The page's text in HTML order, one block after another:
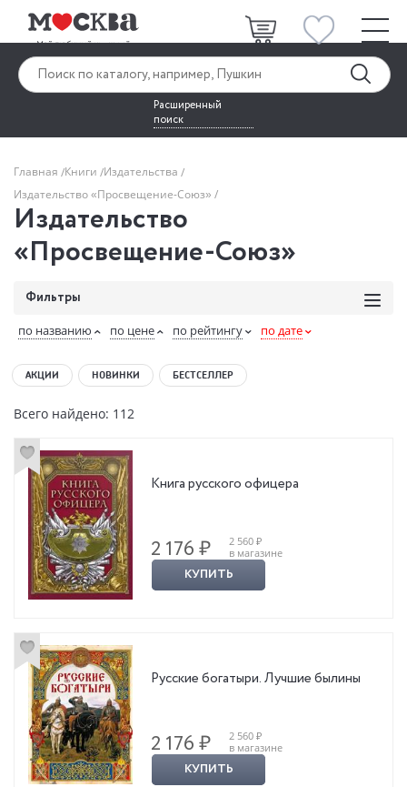
Расширенный
поиск
Главная Книги Издательства
Издательство «Просвещение-Союз»
Издательство
«Просвещение-Союз»
Фильтры
по названию по цене по рейтингу по дате
АКЦИИ НОВИНКИ БЕСТСЕЛЛЕР
Всего найдено: 112
Книга русского офицера
2 176 ₽
2 560 ₽
в магазине
КУПИТЬ
Русские богатыри. Лучшие былины
2 176 ₽
2 560 ₽
в магазине
КУПИТЬ